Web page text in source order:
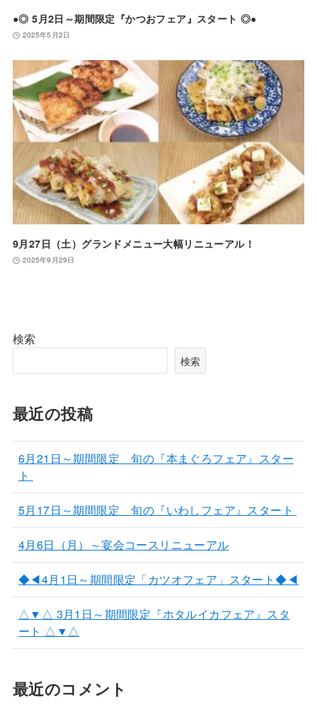
●◎ 5月2日～期間限定『かつおフェア』スタート ◎●
2025年5月2日
9月27日（土）グランドメニュー大幅リニューアル！
2025年9月29日
検索
検索
最近の投稿
6月21日～期間限定 旬の『本まぐろフェア』スター
ト
5月17日～期間限定 旬の『いわしフェア』スタート
4月6日（月）～宴会コースリニューアル
◆◀4月1日～期間限定「カツオフェア」スタート◆◀
△▼△ 3月1日～期間限定『ホタルイカフェア』スタ
ート △▼△
最近のコメント